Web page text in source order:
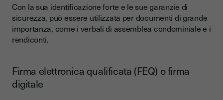
Con la sua identificazione forte e le sue garanzie di
sicurezza, può essere utilizzata per documenti di grande
importanza, come i verbali di assemblea condominiale e i
rendiconti.
Firma elettronica qualificata (FEQ) o firma
digitale